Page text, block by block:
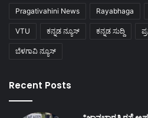
Pragativahini News Rayabhaga
VTU ಕನ್ನಡ ನ್ಯೂಸ್ ಕನ್ನಡ ಸುದ್ದಿ
ಬೆಳಗಾವಿ ನ್ಯೂಸ್
Recent Posts